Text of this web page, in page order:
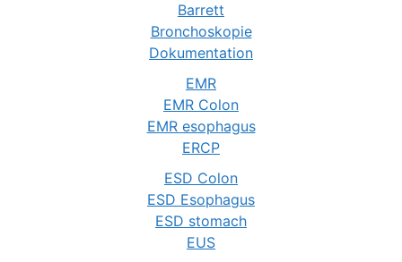
Barrett
Bronchoskopie
Dokumentation
EMR
EMR Colon
EMR esophagus
ERCP
ESD Colon
ESD Esophagus
ESD stomach
EUS